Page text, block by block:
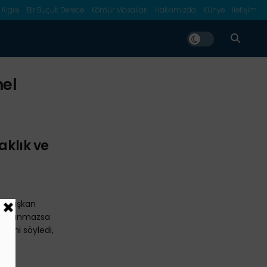
Bir Buçuk Derece Kömür Masalları Hakkımızda Künye İletişim
ve
Başkan
alınmazsa
söyledi,